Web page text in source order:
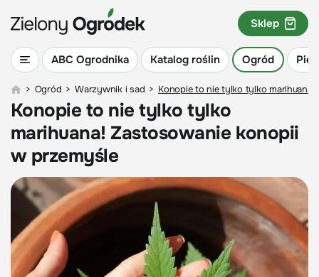
ABC Ogrodnika Katalog roślin Ogród
Sklep
> Ogród > Warzywnik i sad > Konopie to nie tylko tylko
Konopie to nie tylko tylko
marihuana! Zastosowanie konopii
w przemyśle